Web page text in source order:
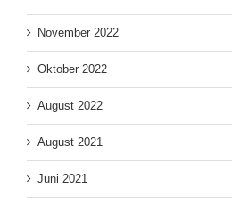
November 2022
Oktober 2022
August 2022
August 2021
Juni 2021